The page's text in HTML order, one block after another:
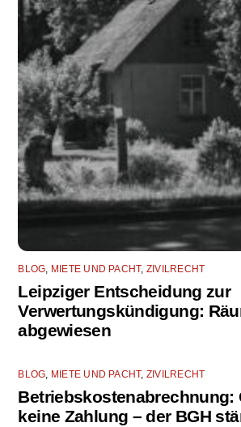
BLOG, MIETE UND PACHT, ZIVILRECHT
Leipziger Entscheidung zur
Verwertungskündigung:
abgewiesen
BLOG MIETE UND PACHT, ZIVILRECHT
Betriebskostenabrechnung:
keine Zahlung – der BGH